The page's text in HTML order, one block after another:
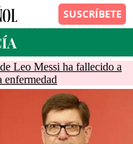
Leo Messi ha fallecido a
enfermedad